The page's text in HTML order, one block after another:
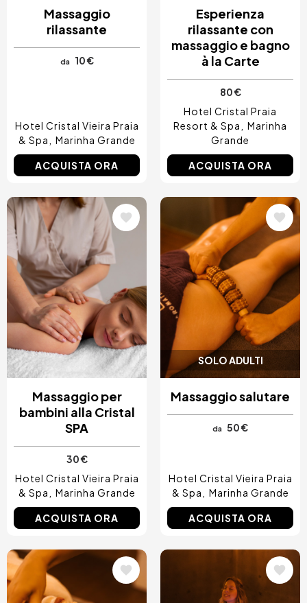
Massaggio
rilassante
da 10 €
Hotel Cristal Vieira Praia
& Spa
Marinha Grande
ACQUISTA ORA
Esperienza
rilassante con
massaggio e bagno
à la Carte
80 €
Hotel Cristal Praia
Resort & Spa
Marinha
Grande
ACQUISTA ORA
Immagine
Massaggio per
bambini alla Cristal
SPA
30 €
Hotel Cristal Vieira Praia
& Spa
Marinha Grande
ACQUISTA ORA
SOLO ADULTI
Immagine
Massaggio salutare
da 50 €
Hotel Cristal Vieira Praia
& Spa
Marinha Grande
ACQUISTA ORA
Immagine Immagine